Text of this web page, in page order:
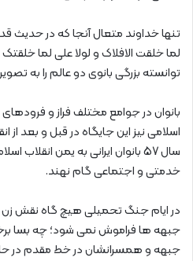
تنها خداوند متعال آنجا که در حدیث
لما خلقت الافلاک و لولا علی لما
توانسته بزرگی بانوی دو عالم را به
بانوان در جوامع مختلف فراز و فرودهای
اسلامی نیز این جایگاه در قبل و بعد از
سال 57 بانوان ایرانی به یمن
خدمتی و اجتماعی گام نهند.
در ایام جنگ تحمیلی هیچ گاه نقش زن
جبهه ها فراموش نمی شود؛ چه بسا
جبهه و همسرانشان در خط مقدم در